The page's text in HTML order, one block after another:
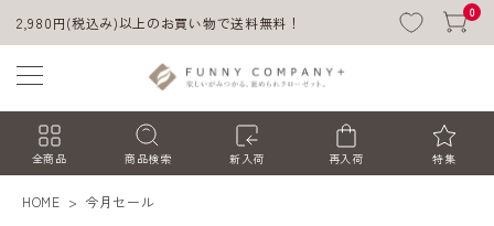
2,980円(税込み)以上のお買い物で送料無料！
0
全商品 商品検索 新入荷 再入荷 特集
HOME 今月セール